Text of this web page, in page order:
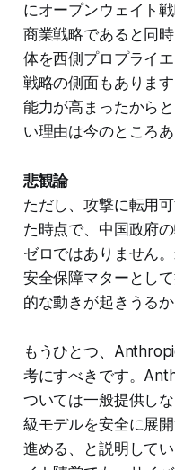
にオープンウェイト
商業戦略であると同
体を西側プロプライ
戦略の側面もありま
能力が高まったから
い理由は今のところあ
悲観論
ただし、攻撃に転用
た時点で、中国政府
ゼロではありません
安全保障マターとし
的な動きが起きうるか
もうひとつ、
考にすべきです。
ついては一般提供し
級モデルを安全に展
進める、と説明して